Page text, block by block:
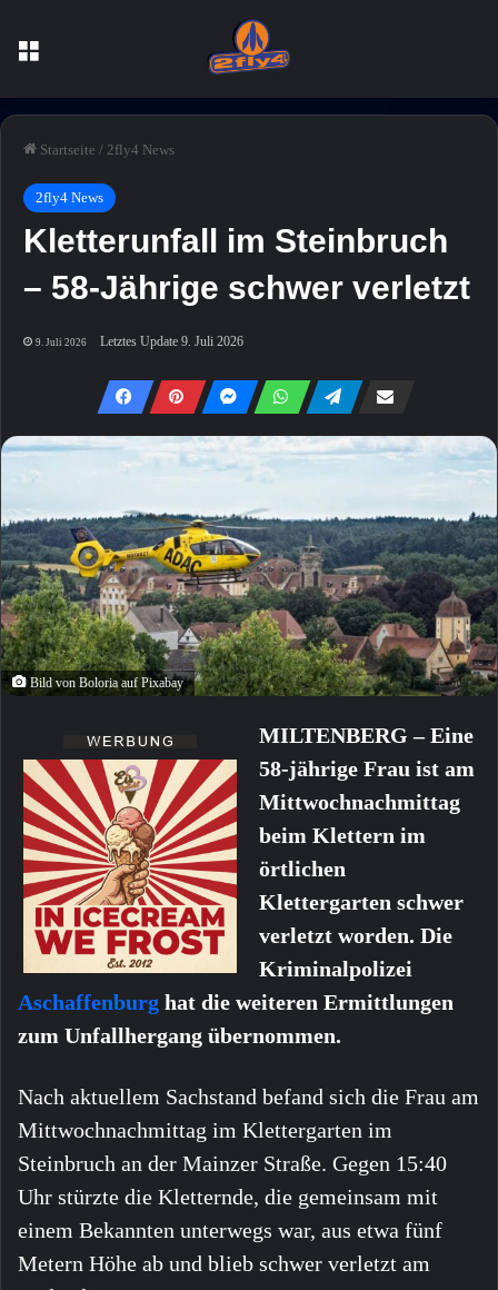
Startseite / 2fly4 News
2fly4 News
Kletterunfall im Steinbruch
– 58-Jährige schwer verletzt
9. Juli 2026 Letztes Update 9. Juli 2026
Bild von Boloria auf Pixabay
MILTENBERG – Eine
58-jährige Frau ist am
Mittwochnachmittag
beim Klettern im
örtlichen
Klettergarten schwer
verletzt worden. Die
Kriminalpolizei
Aschaffenburg hat die weiteren Ermittlungen
zum Unfallhergang übernommen.
Nach aktuellem Sachstand befand sich die Frau am
Mittwochnachmittag im Klettergarten im
Steinbruch an der Mainzer Straße. Gegen 15:40
Uhr stürzte die Kletternde, die gemeinsam mit
einem Bekannten unterwegs war, aus etwa fünf
Metern Höhe ab und blieb schwer verletzt am